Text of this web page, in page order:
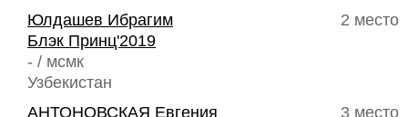
2 место
Юлдашев Ибрагим
Блэк Принц'2019
- / мсмк
Узбекистан
3 место
АНТОНОВСКАЯ Евгения